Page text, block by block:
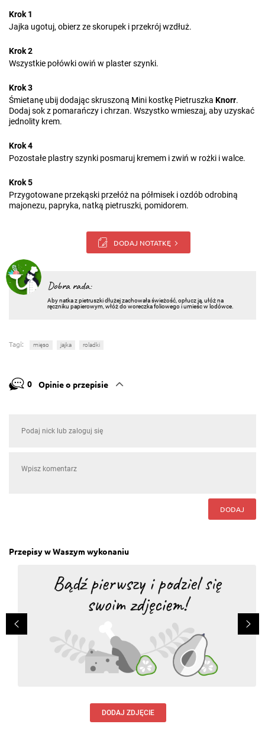
Krok 1
Jajka ugotuj, obierz ze skorupek i przekrój wzdłuż.
Krok 2
Wszystkie połówki owiń w plaster szynki.
Krok 3
Śmietanę ubij dodając skruszoną Mini kostkę Pietruszka Knorr.
Dodaj sok z pomarańczy i chrzan. Wszystko wmieszaj, aby uzyskać
jednolity krem.
Krok 4
Pozostałe plastry szynki posmaruj kremem i zwiń w rożki i walce.
Krok 5
Przygotowane przekąski przełóż na półmisek i ozdób odrobiną
majonezu, papryka, natką pietruszki, pomidorem.
DODAJ NOTATKĘ
Dobra rada:
Aby natka z pietruszki dłużej zachowała świeżość, opłucz ją, ułóż na
ręczniku papierowym, włóż do woreczka foliowego i umieśc w lodówce.
Tagi: mięso jajka roladki
0 Opinie o przepisie
DODAJ
Przepisy w Waszym wykonaniu
DODAJ ZDJĘCIE